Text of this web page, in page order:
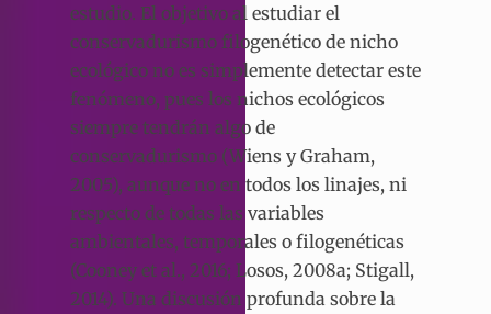
estudio. El objetivo al estudiar el
conservadurismo filogenético de nicho
ecológico no es simplemente detectar este
fenómeno, pues los nichos ecológicos
siempre tendrán algo de
conservadurismo (Wiens y Graham,
2005), aunque no en todos los linajes, ni
respecto de todas las variables
ambientales, temporales o filogenéticas
(Cooney et al., 2016; Losos, 2008a; Stigall,
2014). Una discusión profunda sobre la